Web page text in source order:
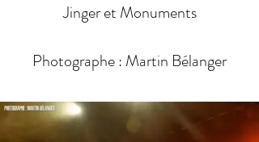
Jinger et Monuments
Photographe : Martin Bélanger